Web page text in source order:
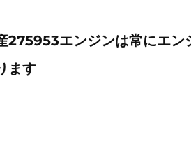
275953エンジンは常にエン
ます